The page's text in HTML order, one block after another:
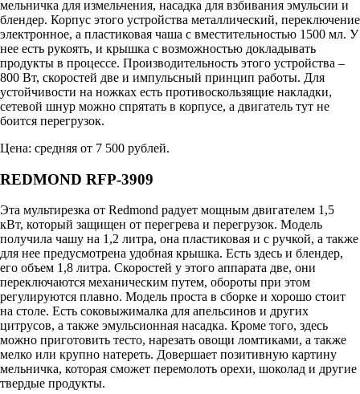
мельничка для измельчения, насадка для взбивания эмульсии и
блендер. Корпус этого устройства металлический, переключение
электронное, а пластиковая чаша с вместительностью 1500 мл. У
нее есть рукоять, и крышка с возможностью докладывать
продукты в процессе. Производительность этого устройства –
800 Вт, скоростей две и импульсный принцип работы. Для
устойчивости на ножках есть противоскользящие накладки,
сетевой шнур можно спрятать в корпусе, а двигатель тут не
боится перегрузок.
Цена: средняя от 7 500 рублей.
REDMOND RFP-3909
Эта мультирезка от Redmond радует мощным двигателем 1,5
кВт, который защищен от перегрева и перегрузок. Модель
получила чашу на 1,2 литра, она пластиковая и с ручкой, а также
для нее предусмотрена удобная крышка. Есть здесь и блендер,
его объем 1,8 литра. Скоростей у этого аппарата две, они
переключаются механическим путем, обороты при этом
регулируются плавно. Модель проста в сборке и хорошо стоит
на столе. Есть соковыжималка для апельсинов и других
цитрусов, а также эмульсионная насадка. Кроме того, здесь
можно приготовить тесто, нарезать овощи ломтиками, а также
мелко или крупно натереть. Довершает позитивную картину
мельничка, которая сможет перемолоть орехи, шоколад и другие
твердые продукты.